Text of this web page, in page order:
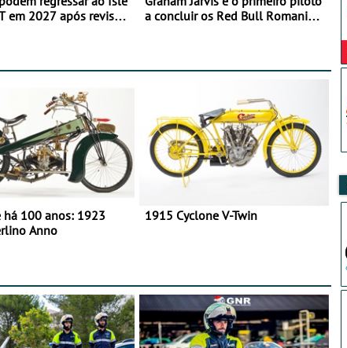
em 2027 após revisão
a concluir os Red Bull Romaniacs
há 100 anos: 1923
Anno
1915 Cyclone V-Twin